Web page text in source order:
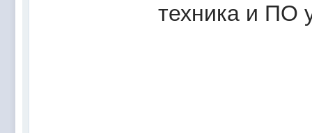
техника и ПО